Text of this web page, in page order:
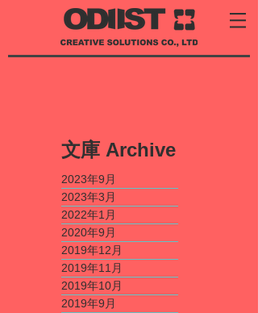
​文庫 Archive
2023年9月
2023年3月
2022年1月
2020年9月
2019年12月
2019年11月
2019年10月
2019年9月